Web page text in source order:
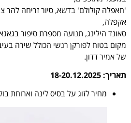
'חאפלה קולולם' בדשא, סיור זריחה להר
אקפלה,
סאונד הילינג, תנועה מספרת סיפור
מקום בטוח לפורקן רגשי הכולל שירה
של אמיר דדון.
תאריך: 18-20.12.2025
מחיר לזוג על בסיס לינה וארוחת בוקר: